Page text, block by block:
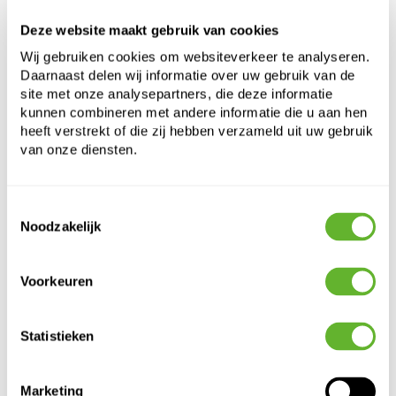
Deze website maakt gebruik van cookies
Wij gebruiken cookies om websiteverkeer te analyseren.
Daarnaast delen wij informatie over uw gebruik van de
site met onze analysepartners, die deze informatie
kunnen combineren met andere informatie die u aan hen
heeft verstrekt of die zij hebben verzameld uit uw gebruik
van onze diensten.
Noodzakelijk
Voorkeuren
Statistieken
Marketing
Diepte:
26
Diameter:
43
Opening:
36